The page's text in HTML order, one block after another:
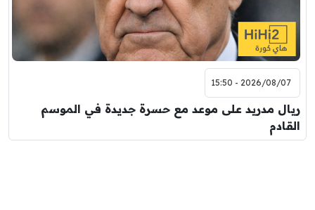
2026/08/07 - 15:50
ريال مدريد على موعد مع حسرة جديدة في الموسم
القادم